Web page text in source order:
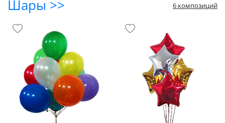
Шары >> 6 композиций